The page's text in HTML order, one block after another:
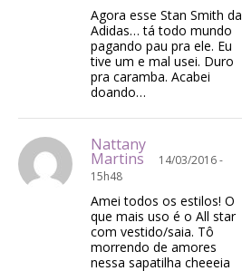
Agora esse Stan Smith da
Adidas… tá todo mundo
pagando pau pra ele. Eu
tive um e mal usei. Duro
pra caramba. Acabei
doando…
Nattany
Martins
14/03/2016 -
15h48
Amei todos os estilos! O
que mais uso é o All star
com vestido/saia. Tô
morrendo de amores
nessa sapatilha cheeeia